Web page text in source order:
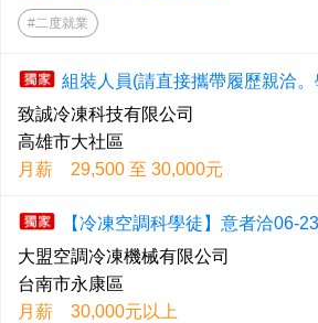
#二度就業
致誠冷凍科技有限公司
高雄市大社區
月薪 29,500 至 30,000元
【冷凍空調科學徒】意者洽06-
大盟空調冷凍機械有限公司
台南市永康區
月薪 30,000元以上